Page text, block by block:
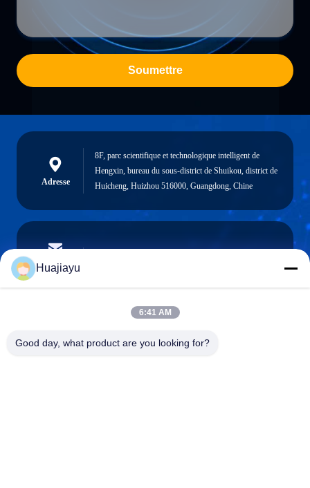
Soumettre
Adresse
8F, parc scientifique et technologique intelligent de
Hengxin, bureau du sous-district de Shuikou, district de
Huicheng, Huizhou 516000, Guangdong, Chine
Email
Téléphone
Huajiayu
6:41 AM
Good day, what product are you looking for?